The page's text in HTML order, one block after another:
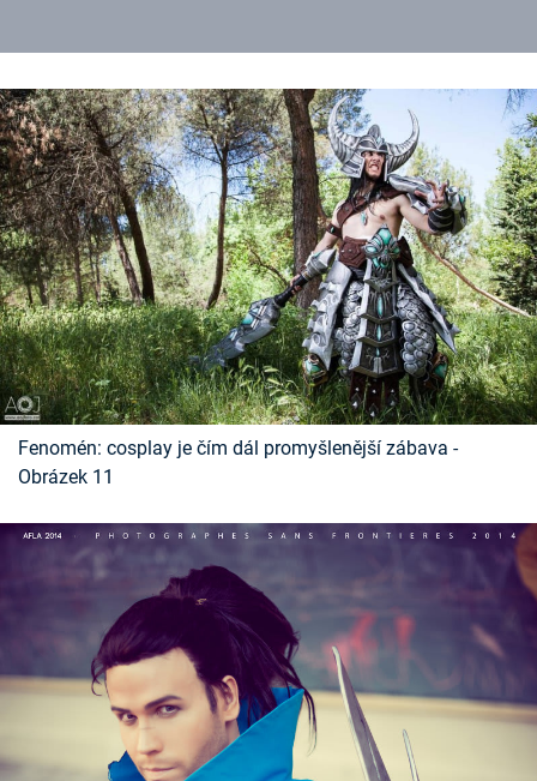
Fenomén: cosplay je čím dál promyšlenější zábava -
Obrázek 11